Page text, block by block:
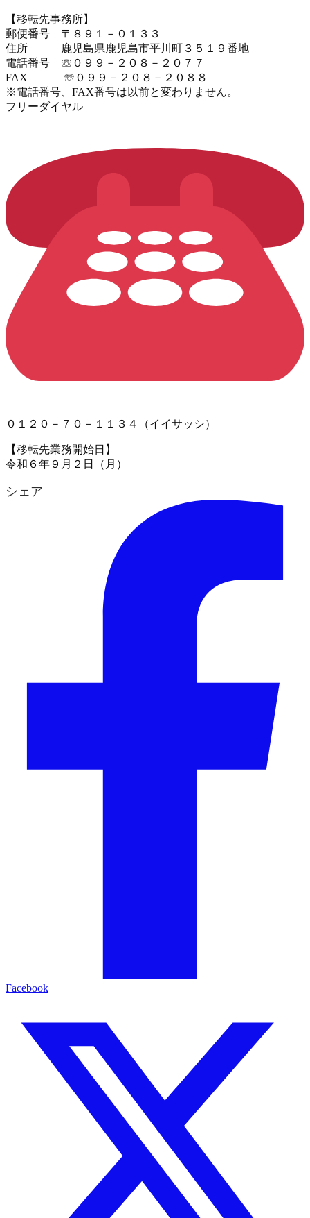
【移転先事務所】
郵便番号 〒８９１－０１３３
住所 鹿児島県鹿児島市平川町３５１９番地
電話番号 ☏０９９－２０８－２０７７
FAX ☏０９９－２０８－２０８８
※電話番号、FAX番号は以前と変わりません。
フリーダイヤル
０１２０－７０－１１３４（イイサッシ）
【移転先業務開始日】
令和６年９月２日（月）
シェア
Facebook